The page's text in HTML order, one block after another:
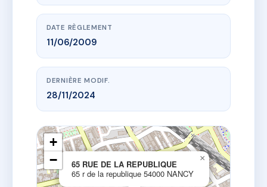
DATE RÈGLEMENT
11/06/2009
DERNIÈRE MODIF.
28/11/2024
65 RUE DE LA REPUBLIQUE
65 r de la republique 54000 NANCY
×
+
−